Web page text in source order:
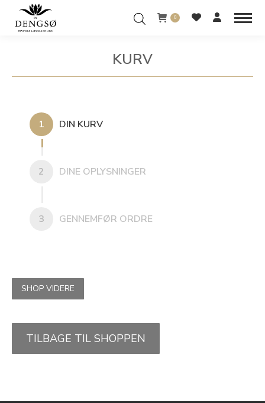
0
KURV
You are here:
DIN KURV
1
DINE OPLYSNINGER
2
GENNEMFØR ORDRE
3
SHOP VIDERE
TILBAGE TIL SHOPPEN